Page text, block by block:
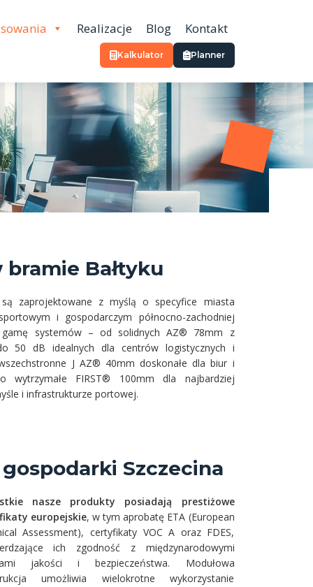
Realizacje Blog Kontakt
Kalkulator Planner
Bałtyku
zaprojektowane z myślą o specyfice miasta
i gospodarczym północno-zachodniej
gamę systemów – od solidnych AZ® 78mm z
50 dB idealnych dla centrów logistycznych i
J AZ® 40mm doskonałe dla biur i
wytrzymałe FIRST® 100mm dla najbardziej
i infrastrukturze portowej.
Szczecina
nasze produkty posiadają prestiżowe
europejskie, w tym aprobatę ETA (European
Assessment), certyfikaty VOC A oraz FDES,
ich zgodność z międzynarodowymi
jakości i bezpieczeństwa. Modułowa
umożliwia wielokrotne wykorzystanie